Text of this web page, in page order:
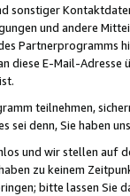
sonstiger
und andere
Partnerprogramms
diese E-Mail-
teilnehmen,
sei denn, Sie haben
und wir stellen auf
zu keinem
bitte lassen Sie